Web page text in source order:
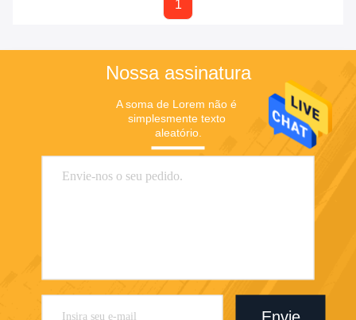
1
Nossa assinatura
A soma de Lorem não é
simplesmente texto
aleatório.